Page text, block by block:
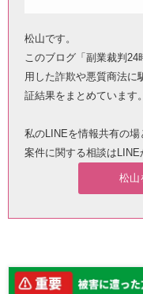
松山です。
このブログ「副業裁判
用した詐欺や悪質商法に
証結果をまとめています。
私のLINEを情報共有の場
案件に関する相談はLINE
松山